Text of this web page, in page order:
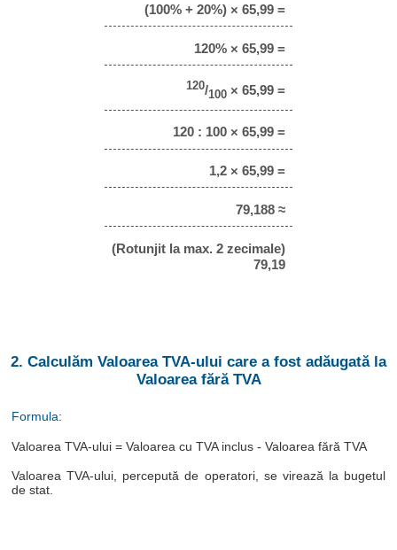
(100% + 20%) × 65,99 =
120% × 65,99 =
120/100 × 65,99 =
120 : 100 × 65,99 =
1,2 × 65,99 =
79,188 ≈
(Rotunjit la max. 2 zecimale)
79,19
2. Calculăm Valoarea TVA-ului care a fost adăugată la
Valoarea fără TVA
Formula:
Valoarea TVA-ului = Valoarea cu TVA inclus - Valoarea fără TVA
Valoarea TVA-ului, percepută de operatori, se virează la bugetul
de stat.